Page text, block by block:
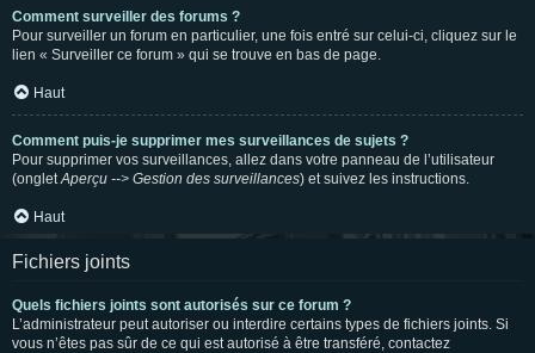
Comment surveiller des forums ?
Pour surveiller un forum en particulier, une fois entré sur celui-ci, cliquez sur le
lien « Surveiller ce forum » qui se trouve en bas de page.
Haut
Comment puis-je supprimer mes surveillances de sujets ?
Pour supprimer vos surveillances, allez dans votre panneau de l’utilisateur
(ongletAperçu --> Gestion des surveillances) et suivez les instructions.
Haut
Fichiers joints
Quels fichiers joints sont autorisés sur ce forum ?
L’administrateur peut autoriser ou interdire certains types de fichiers joints. Si
vous n’êtes pas sûr de ce qui est autorisé à être transféré, contactez